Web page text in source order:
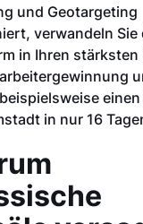
und Geotargeting
verwandeln Sie
in Ihren stärksten
in nur 16